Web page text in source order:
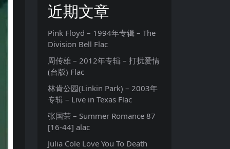
近期文章
Pink Floyd – 1994年专辑 – The
Division Bell Flac
周传雄 – 2012年专辑 – 打扰爱情
(台版) Flac
林肯公园(Linkin Park) – 2003年
专辑 – Live in Texas Flac
张国荣 – Summer Romance 87
[16-44] alac
Julia Cole Love You To Death